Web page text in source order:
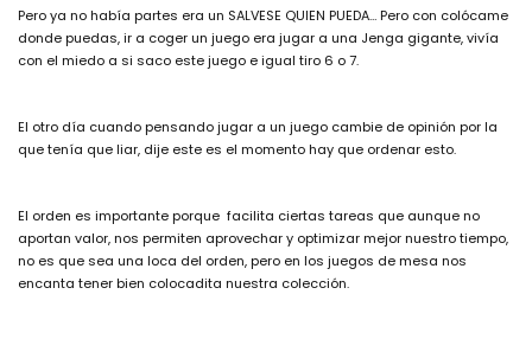
Pero ya no había partes era un SALVESE QUIEN PUEDA… Pero con colócame
donde puedas, ir a coger un juego era jugar a una Jenga gigante, vivía
con el miedo a si saco este juego e igual tiro 6 o 7.
El otro día cuando pensando jugar a un juego cambie de opinión por la
que tenía que liar, dije este es el momento hay que ordenar esto.
El orden es importante porque facilita ciertas tareas que aunque no
aportan valor, nos permiten aprovechar y optimizar mejor nuestro tiempo,
no es que sea una loca del orden, pero en los juegos de mesa nos
encanta tener bien colocadita nuestra colección.